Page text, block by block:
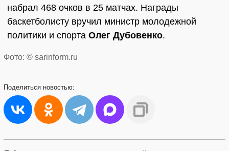
набрал 468 очков в 25 матчах. Награды
баскетболисту вручил министр молодежной
политики и спорта Олег Дубовенко.
Фото: © sarinform.ru
Поделиться новостью: